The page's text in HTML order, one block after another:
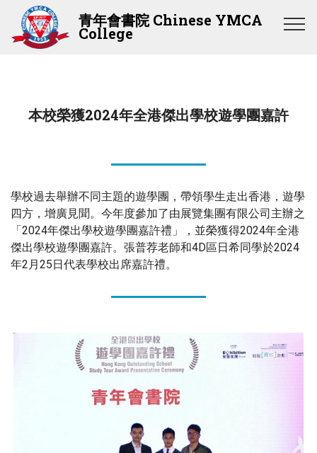
青年會書院 Chinese YMCA
College
本校榮獲2024年全港傑出學校遊學團嘉許
學校過去舉辦不同主題的遊學團，帶領學生走出香港，遊學
四方，增廣見聞。今年度參加了由展覽集團有限公司主辦之
「2024年傑出學校遊學團嘉許禮」，並榮獲得2024年全港
傑出學校遊學團嘉許。張普荐老師和4D區日希同學於2024
年2月25日代表學校出席嘉許禮。